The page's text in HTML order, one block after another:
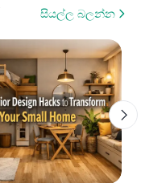
සියල්ල බලන්න